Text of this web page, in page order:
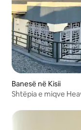
Banesë në Kisii
Shtëpia e miqve